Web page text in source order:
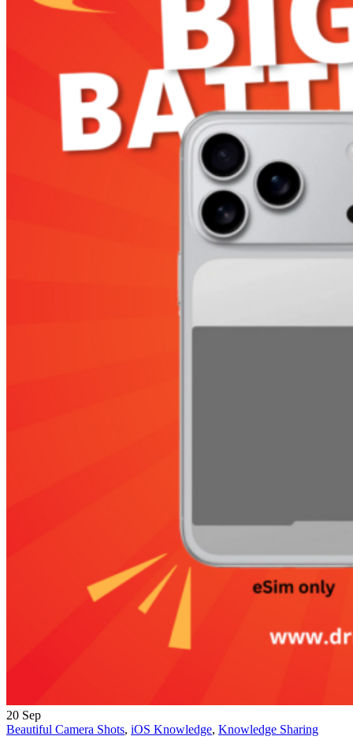
20 Sep
Beautiful Camera Shots, iOS Knowledge, Knowledge Sharing